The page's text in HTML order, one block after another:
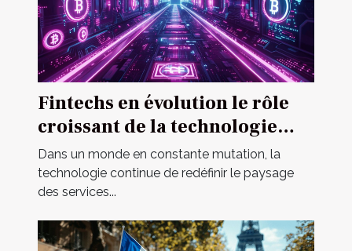
Fintechs en évolution le rôle
croissant de la technologie
dans les services financiers
personnels
Dans un monde en constante mutation, la
technologie continue de redéfinir le paysage
des services...